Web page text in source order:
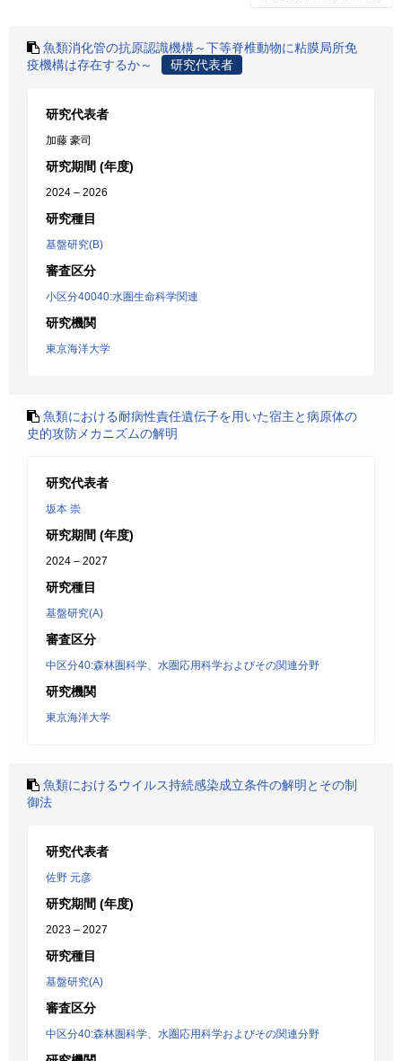
魚類消化管の抗原認識機構～下等脊椎動物に粘膜局所免
疫機構は存在するか～
研究代表者
研究代表者
加藤 豪司
研究期間 (年度)
2024 – 2026
研究種目
基盤研究(B)
審査区分
小区分40040:水圏生命科学関連
研究機関
東京海洋大学
魚類における耐病性責任遺伝子を用いた宿主と病原体の
史的攻防メカニズムの解明
研究代表者
坂本 崇
研究期間 (年度)
2024 – 2027
研究種目
基盤研究(A)
審査区分
中区分40:森林圏科学、水圏応用科学およびその関連分野
研究機関
東京海洋大学
魚類におけるウイルス持続感染成立条件の解明とその制
御法
研究代表者
佐野 元彦
研究期間 (年度)
2023 – 2027
研究種目
基盤研究(A)
審査区分
中区分40:森林圏科学、水圏応用科学およびその関連分野